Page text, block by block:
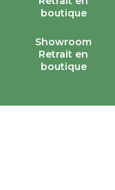
Showroom
Retrait en
boutique